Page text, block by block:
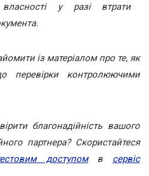
у разі втрати
із матеріалом про те, як
перевірки контролюючими
благонадійність вашого
партнера? Скористайтеся
доступомв сервіс